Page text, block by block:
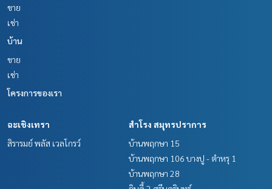
ทนอสังหาริมทรัพย์ครบวงจร ด้วยความเป็นมืออาชีพ ใช้เทคโนโล
ยี และ นวัตกรรมที่สร้างสรรค์ เพื่อส่งมอบบริการที่ดีที่สุดเพื่อคุณ ใ
ห้บริการด้าน ซื้อ ขาย เช่า อสังหาริมทรัพย์
ขาย
เช่า
บ้าน
ขาย
เช่า
โครงการของเรา
ฉะเชิงเทรา
สิรารมย์ พลัส เวลโกรว์
สำโรง สมุทรปราการ
บ้านพฤกษา 15
บ้านพฤกษา 106 บางปู - ตำหรุ 1
บ้านพฤกษา 28